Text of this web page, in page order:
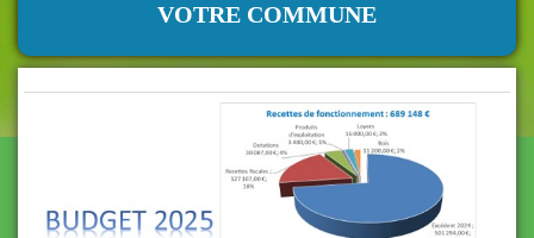
VOTRE COMMUNE